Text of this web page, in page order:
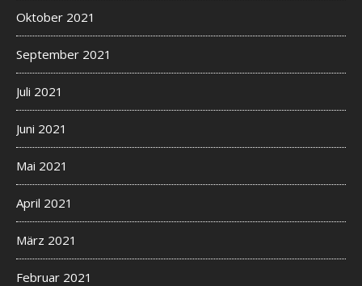
Oktober 2021
September 2021
Juli 2021
Juni 2021
Mai 2021
April 2021
März 2021
Februar 2021